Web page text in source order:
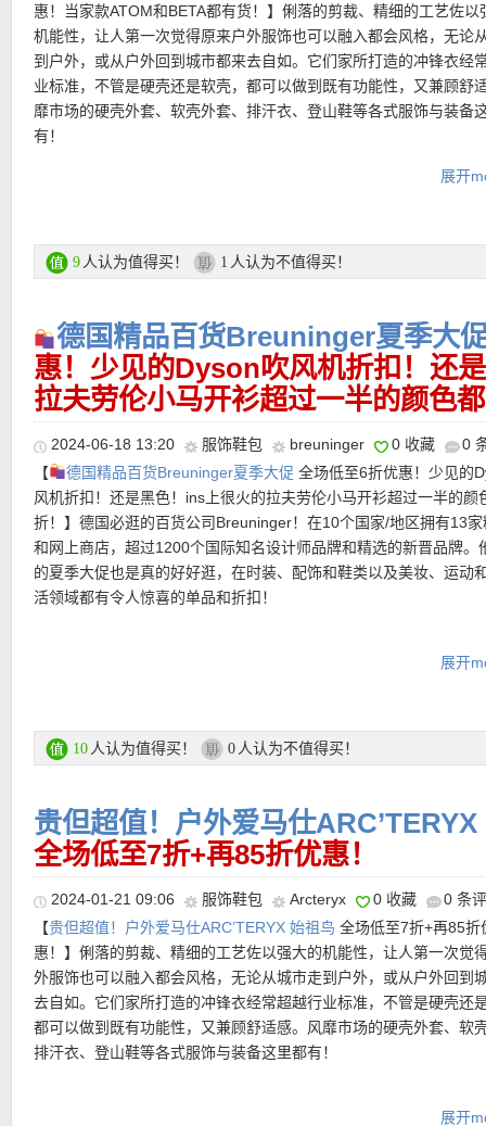
欧！】轻柔如第二层肌肤，以弹性包覆腰间的交叠式裤腰，勾勒出
的线条感。下摆微微外翻的阔腿喇叭设计，延展每一步的松弛与优
的棉质针织面料，细腻柔软，触感像被柔光包裹。舒适与精致并存
用额外换衣服了！
购买直达链接见此
艺对细节的极致讲究。
直达购买链接见此
•【买包的尽头是书包 MCM Stark 双肩包迷你 ®经典干邑色
槛6折仅558欧！！！】 铆钉设计感满满而且双肩包实用能装，出
班 短途旅行都完全没问题~容量大 又好看 重点是大学生也友好~适
出街必备款包包，可以放伞跟水壶等必需品聚会旅行，带着也轻便
背，双肩、斜跨、手提完全不会有“小孩背大包”的尴尬感，什么季
格都能搭，不要太省心~
购买直达链接见此
•【COS 西装锥形裤 黑五全场7折仅87欧！】剪裁和版型适合日常
勤。面料挺阔干爽光洁，不易打皱，展现飒爽格调，差异化地开发
落锥形西裤，具有很强的搭配性实穿性，裤型挺正而不失随性腔调
一个褶子的剪裁，释放了裤身的穿着空间。版型看起来也更修整。
超值产品推荐
•【FENDI 老花踝靴童装款 定价低+立减15欧！】
FENDI Roma字样。橡胶鞋底，鞋跟侧面饰有FENDI字样。金色饰
直达购买链接见此
惠！当家款ATOM和BETA都有货！】俐落的剪裁、精细的工艺佐以
机能性，让人第一次觉得原来户外服饰也可以融入都会风格，无论
到户外，或从户外回到城市都来去自如。它们家所打造的冲锋衣经
业标准，不管是硬壳还是软壳，都可以做到既有功能性，又兼顾舒
靡市场的硬壳外套、软壳外套、排汗衣、登山鞋等各式服饰与装备
有！
转账等
超值产品推荐
【ARC’TERYX BETA轻质夹克外套 折后仅279欧，原价399欧！
风雨，专为应对各种环境和运动强度而设计，潮湿时仍能持续保暖
年累月的打包和拆包后仍能保持蓬松，防水的GORE-TEX PRO面
耐磨，弹力侧幅更加贴身、活动自如，加长款覆盖更全面、标准款
好的通风性和灵活性。衣领处有Recco®反光片，黑夜或者户外环
辨识度，兜帽更添温暖！
展开
9 人认为值得买！ 1 人认为不值得买！
德国精品百货Breuninger夏季大
惠！少见的Dyson吹风机折扣！还
拉夫劳伦小马开衫超过一半的颜色
2024-06-18 13:20 服饰鞋包 breuninger 0 收藏
0
【
️德国精品百货Breuninger夏季大促 全场低至6折优惠！少见的
风机折扣！还是黑色！ins上很火的拉夫劳伦小马开衫超过一半的颜
折！】德国必逛的百货公司Breuninger！在10个国家/地区拥有13
和网上商店，超过1200个国际知名设计师品牌和精选的新晋品牌。
的夏季大促也是真的好好逛，在时装、配饰和鞋类以及美妆、运动
活领域都有令人惊喜的单品和折扣！
超值产品推荐
【POLO RALPH LAUREN 绞花开衫 折后仅149欧，原价219欧
老钱风，性价比完胜！亮亮的柠檬黄是很显肤白和活力的一个颜色
棉纱线，手感柔软，上身轻盈有弹力。胸口logo刺绣更显质感 ​！绞
搭又保暖，只要想不到穿什么外套，选它就没错！
直达购买链接见此
展开
10 人认为值得买！ 0 人认为不值得买！
贵但超值！户外爱马仕
全场低至7折+再85折优惠！
2024-01-21 09:06 服饰鞋包 Arcteryx 0 收藏
0 条
【贵但超值！户外爱马仕ARC’TERYX 始祖鸟 全场低至7折+再85折
惠！】俐落的剪裁、精细的工艺佐以强大的机能性，让人第一次觉
外服饰也可以融入都会风格，无论从城市走到户外，或从户外回到
去自如。它们家所打造的冲锋衣经常超越行业标准，不管是硬壳还
都可以做到既有功能性，又兼顾舒适感。风靡市场的硬壳外套、软
排汗衣、登山鞋等各式服饰与装备这里都有！
展开